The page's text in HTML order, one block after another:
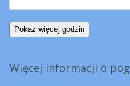
Pokaż więcej godzin
Więcej informacji o